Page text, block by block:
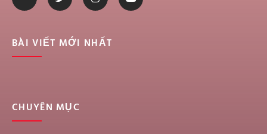
BÀI VIẾT MỚI NHẤT
CHUYÊN MỤC